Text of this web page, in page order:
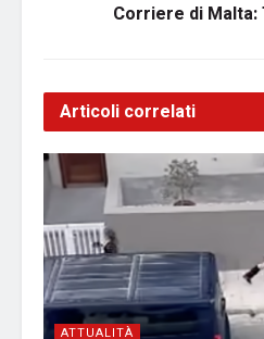
Corriere di
Articoli correlati
ATTUALITÀ